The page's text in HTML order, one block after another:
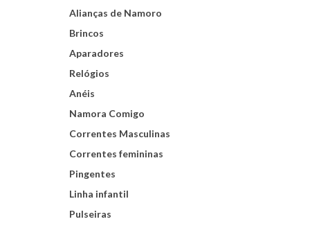
Alianças de Namoro
Brincos
Aparadores
Relógios
Anéis
Namora Comigo
Correntes Masculinas
Correntes femininas
Pingentes
Linha infantil
Pulseiras